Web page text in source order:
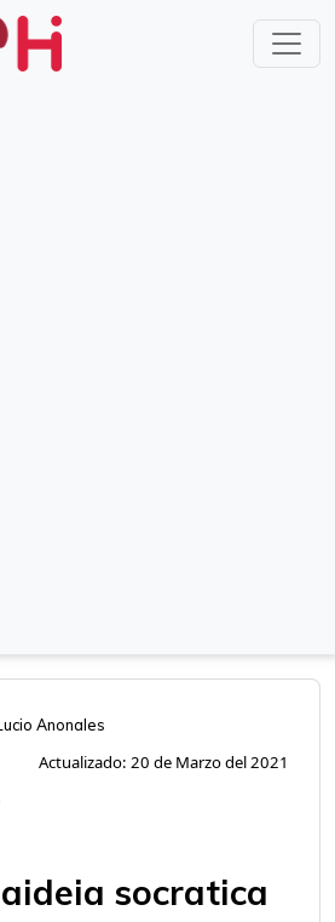
Anonales
Actualizado: 20 de Marzo del 2021
socratica